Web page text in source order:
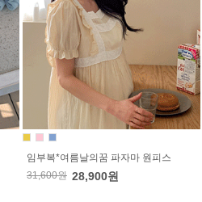
임부복*여름날의꿈 파자마 원피스
31,600원 28,900원